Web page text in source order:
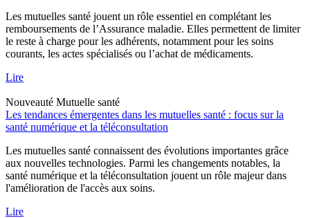
Les mutuelles santé jouent un rôle essentiel en complétant les
remboursements de l’Assurance maladie. Elles permettent de limiter
le reste à charge pour les adhérents, notamment pour les soins
courants, les actes spécialisés ou l’achat de médicaments.
Lire
Nouveauté Mutuelle santé
Les tendances émergentes dans les mutuelles santé : focus sur la
santé numérique et la téléconsultation
Les mutuelles santé connaissent des évolutions importantes grâce
aux nouvelles technologies. Parmi les changements notables, la
santé numérique et la téléconsultation jouent un rôle majeur dans
l'amélioration de l'accès aux soins.
Lire